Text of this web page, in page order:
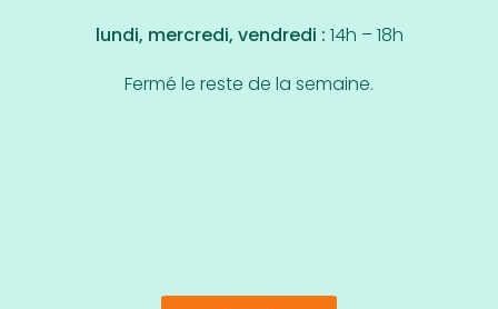
lundi, mercredi, vendredi : 14h – 18h
Fermé le reste de la semaine.